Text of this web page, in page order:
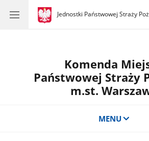
gov.pl
Jednostki Państwowej Straży
gov.pl
Jednostki
Komenda
Państwowej Straży
m.st.
MENU